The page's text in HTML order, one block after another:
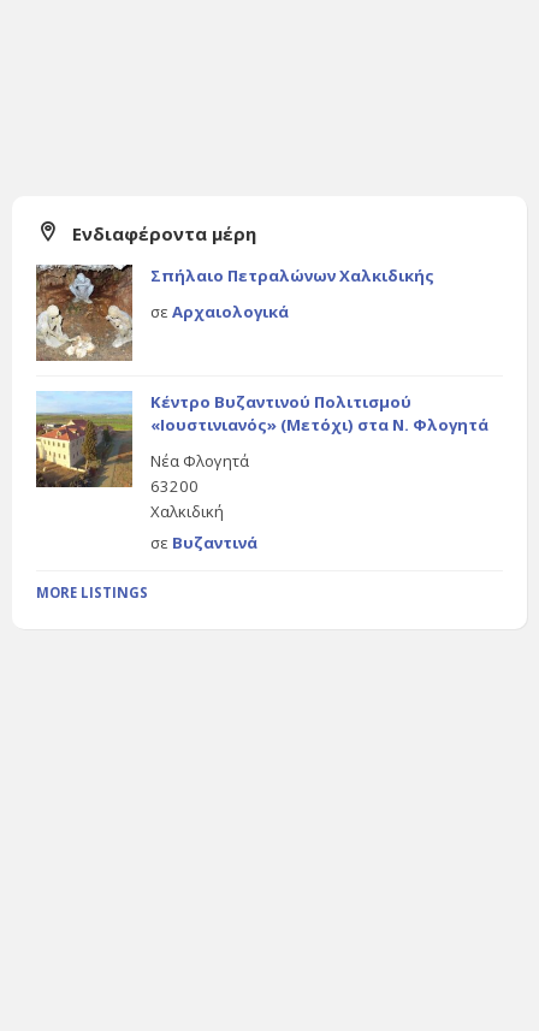
Ενδιαφέροντα μέρη
Σπήλαιο Πετραλώνων Χαλκιδικής
σε Αρχαιολογικά
Κέντρο Βυζαντινού Πολιτισμού
«Ιουστινιανός» (Μετόχι) στα Ν. Φλογητά
Νέα Φλογητά
63200
Χαλκιδική
σε Βυζαντινά
MORE LISTINGS